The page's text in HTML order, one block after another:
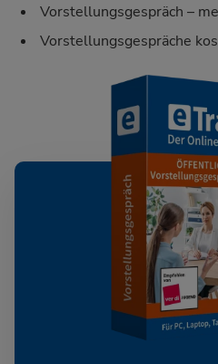
Vorstellungsgespräch –
Vorstellungsgespräche